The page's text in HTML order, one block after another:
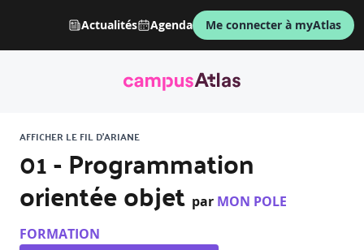
Actualités Agenda Me connecter à myAtlas
AFFICHER LE FIL D'ARIANE
01 - Programmation
orientée objet par MON POLE
FORMATION